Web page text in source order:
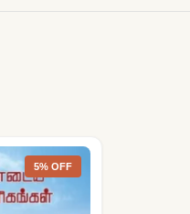
5% OFF